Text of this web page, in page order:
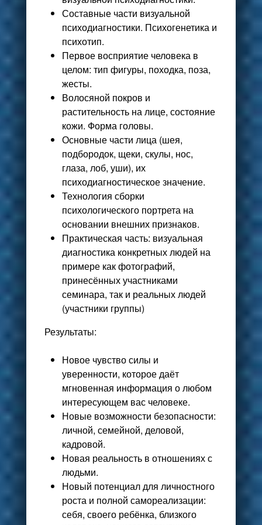
Составные части визуальной
психодиагностики. Психогенетика и
психотип.
Первое восприятие человека в
целом: тип фигуры, походка, поза,
жесты.
Волосяной покров и
растительность на лице, состояние
кожи. Форма головы.
Основные части лица (шея,
подбородок, щеки, скулы, нос,
глаза, лоб, уши), их
психодиагностическое значение.
Технология сборки
психологического портрета на
основании внешних признаков.
Практическая часть: визуальная
диагностика конкретных людей на
примере как фотографий,
принесённых участниками
семинара, так и реальных людей
(участники группы)
Результаты:
Новое чувство силы и
уверенности, которое даёт
мгновенная информация о любом
интересующем вас человеке.
Новые возможности безопасности:
личной, семейной, деловой,
кадровой.
Новая реальность в отношениях с
людьми.
Новый потенциал для личностного
роста и полной самореализации:
себя, своего ребёнка, близкого